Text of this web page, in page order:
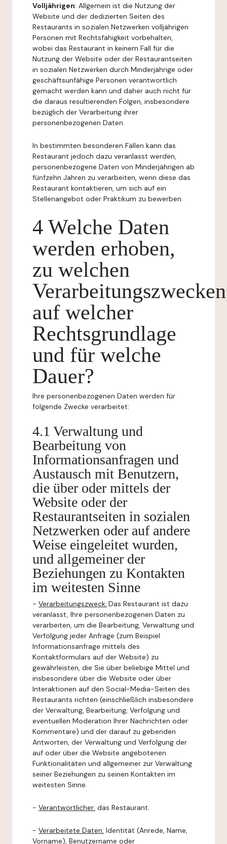
Volljährigen: Allgemein ist die Nutzung der
Website und der dedizierten Seiten des
Restaurants in sozialen Netzwerken volljährigen
Personen mit Rechtsfähigkeit vorbehalten,
wobei das Restaurant in keinem Fall für die
Nutzung der Website oder der Restaurantseiten
in sozialen Netzwerken durch Minderjährige oder
geschäftsunfähige Personen verantwortlich
gemacht werden kann und daher auch nicht für
die daraus resultierenden Folgen, insbesondere
bezüglich der Verarbeitung ihrer
personenbezogenen Daten.
In bestimmten besonderen Fällen kann das
Restaurant jedoch dazu veranlasst werden,
personenbezogene Daten von Minderjährigen ab
fünfzehn Jahren zu verarbeiten, wenn diese das
Restaurant kontaktieren, um sich auf ein
Stellenangebot oder Praktikum zu bewerben.
4 Welche Daten
werden erhoben,
zu welchen
auf welcher
Rechtsgrundlage
und für welche
Dauer?
Ihre personenbezogenen Daten werden für
folgende Zwecke verarbeitet:
4.1 Verwaltung und
Bearbeitung von
Informationsanfragen und
Austausch mit Benutzern,
die über oder mittels der
Website oder der
Restaurantseiten in sozialen
Netzwerken oder auf andere
Weise eingeleitet wurden,
und allgemeiner der
Beziehungen zu Kontakten
im weitesten Sinne
- Verarbeitungszweck: Das Restaurant ist dazu
veranlasst, Ihre personenbezogenen Daten zu
verarbeiten, um die Bearbeitung, Verwaltung und
Verfolgung jeder Anfrage (zum Beispiel
Informationsanfrage mittels des
Kontaktformulars auf der Website) zu
gewährleisten, die Sie über beliebige Mittel und
insbesondere über die Website oder über
Interaktionen auf den Social-Media-Seiten des
Restaurants richten (einschließlich insbesondere
der Verwaltung, Bearbeitung, Verfolgung und
eventuellen Moderation Ihrer Nachrichten oder
Kommentare) und der darauf zu gebenden
Antworten, der Verwaltung und Verfolgung der
auf oder über die Website angebotenen
Funktionalitäten und allgemeiner zur Verwaltung
seiner Beziehungen zu seinen Kontakten im
weitesten Sinne.
- Verantwortlicher: das Restaurant.
- Verarbeitete Daten: Identität (Anrede, Name,
Vorname), Benutzername oder